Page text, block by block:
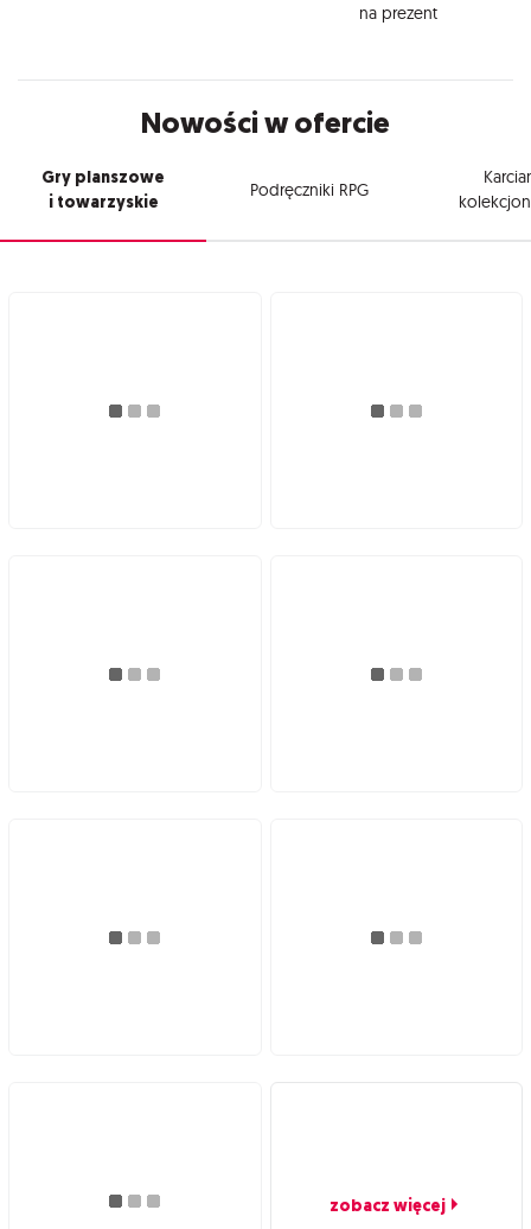
na prezent
Nowości w ofercie
Gry planszowe
i towarzyskie
Podręczniki RPG
zobacz więcej